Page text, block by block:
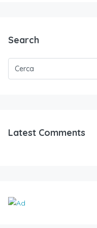
Search
Latest Comments